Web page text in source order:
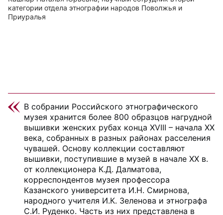
категории отдела этнографии народов Поволжья и
Приуралья
В собрании Российского этнографического
музея хранится более 800 образцов нагрудной
вышивки женских рубах конца XVIII – начала ХХ
века, собранных в разных районах расселения
чувашей. Основу коллекции составляют
вышивки, поступившие в музей в начале ХХ в.
от коллекционера К.Д. Далматова,
корреспондентов музея профессора
Казанского университета И.Н. Смирнова,
народного учителя И.К. Зеленова и этнографа
С.И. Руденко. Часть из них представлена в